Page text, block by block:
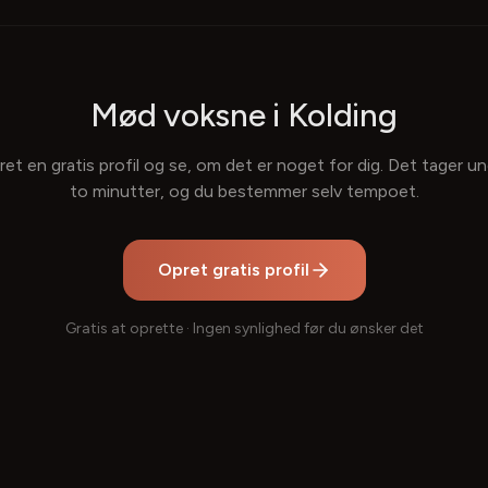
Mød voksne i Kolding
en gratis profil og se, om det er noget for dig. Det tager
to minutter, og du bestemmer selv tempoet.
Opret gratis profil
Gratis at oprette · Ingen synlighed før du ønsker det